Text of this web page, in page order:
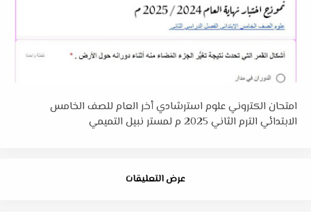
امتحان الكتروني علوم استرشادي أخر العام للصف الخامس
الابتدائي الترم الثاني 2025 م لمستر نبيل التميمي
عرض التعليقات